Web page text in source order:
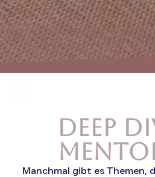
Deep
Manchmal gibt es Themen,